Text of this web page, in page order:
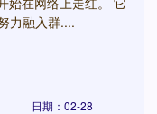
力融入群....
日期：02-28